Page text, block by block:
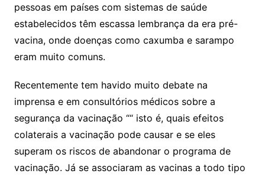
pessoas em países com sistemas de saúde
estabelecidos têm escassa lembrança da era pré-
vacina, onde doenças como caxumba e sarampo
eram muito comuns.
Recentemente tem havido muito debate na
imprensa e em consultórios médicos sobre a
segurança da vacinação ““ isto é, quais efeitos
colaterais a vacinação pode causar e se eles
superam os riscos de abandonar o programa de
vacinação. Já se associaram as vacinas a todo tipo